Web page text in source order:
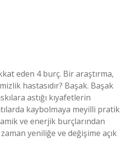
eden 4 burç. Bir araştırma,
hastasıdır? Başak. Başak
astığı kıyafetlerin
kaybolmaya meyilli pratik
ve enerjik burçlarından
yeniliğe ve değişime açık